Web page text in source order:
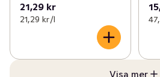
21,29 kr
21,29 kr /l
Visa mer